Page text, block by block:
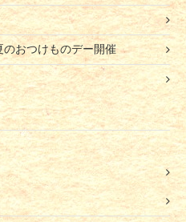
のおつけものデー開催